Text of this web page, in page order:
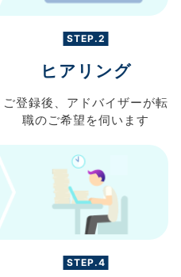
STEP.2
ヒアリング
ご登録後、 アドバイザーが転
職のご希望を伺います
STEP.4